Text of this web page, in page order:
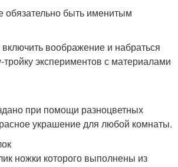
обязательно быть именитым
воображение и набраться
тройку экспериментов с материалами
при помощи разноцветных
украшение для любой комнаты.
ножки которого выполнены из